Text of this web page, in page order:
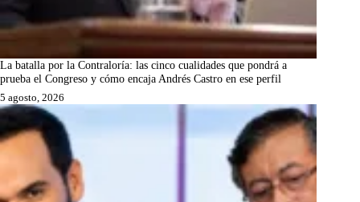
La batalla por la Contraloría: las cinco cualidades que pondrá a
prueba el Congreso y cómo encaja Andrés Castro en ese perfil
5 agosto, 2026